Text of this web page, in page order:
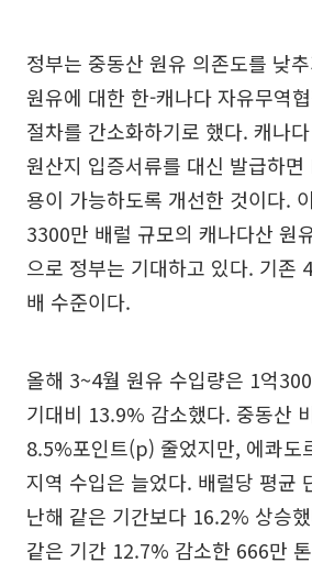
정부는 중동산 원유 의존도를 낮
원유에 대한 한-캐나다 자유무역
절차를 간소화하기로 했다. 캐나
원산지 입증서류를 대신 발급하면
용이 가능하도록 개선한 것이다.
3300만 배럴 규모의 캐나다산 원
으로 정부는 기대하고 있다. 기존
배 수준이다.
올해 3~4월 원유 수입량은 1억
기대비 13.9% 감소했다. 중동산
8.5%포인트(p) 줄었지만, 에콰도
지역 수입은 늘었다. 배럴당 평균
난해 같은 기간보다 16.2% 상승
같은 기간 12.7% 감소한 666만